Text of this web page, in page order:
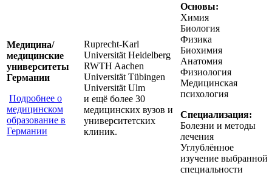
Медицина/
медицинские
университеты
Германии
Подробнее о
медицинском
образование в
Германии
Ruprecht-Karl
Universität Heidelberg
RWTH Aachen
Universität Tübingen
Universität Ulm
и ещё более 30
медицинских вузов и
университетских
клиник.
Основы:
Химия
Биология
Физика
Биохимия
Анатомия
Физиология
Медицинская
психология
Специализация:
Болезни и методы
лечения
Углублённое
изучение выбранной
специальности